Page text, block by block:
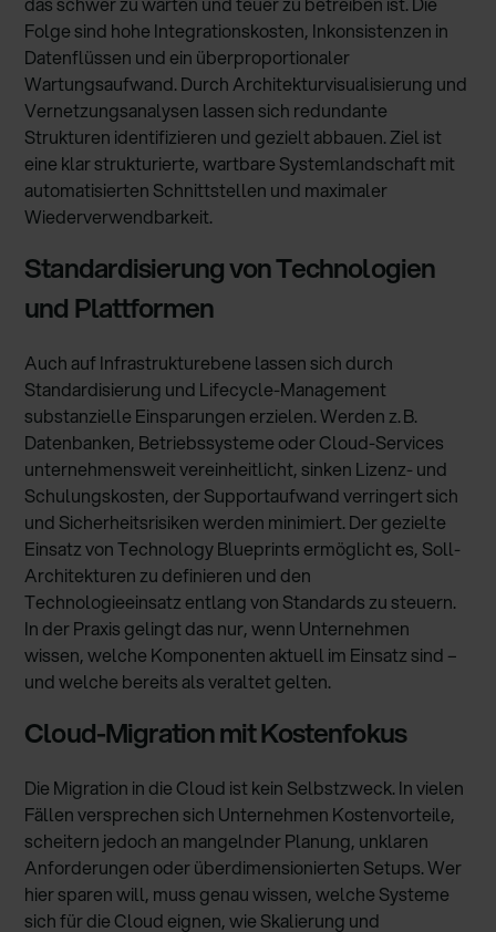
Folge sind hohe Integrationskosten, Inkonsistenzen in
Datenflüssen und ein überproportionaler
Wartungsaufwand. Durch Architekturvisualisierung und
Vernetzungsanalysen lassen sich redundante
Strukturen identifizieren und gezielt abbauen. Ziel ist
eine klar strukturierte, wartbare Systemlandschaft mit
automatisierten Schnittstellen und maximaler
Wiederverwendbarkeit.
Standardisierung von Technologien
und Plattformen
Auch auf Infrastrukturebene lassen sich durch
Standardisierung und Lifecycle-Management
substanzielle Einsparungen erzielen. Werden z. B.
Datenbanken, Betriebssysteme oder Cloud-Services
unternehmensweit vereinheitlicht, sinken Lizenz- und
Schulungskosten, der Supportaufwand verringert sich
und Sicherheitsrisiken werden minimiert. Der gezielte
Einsatz von Technology Blueprints ermöglicht es, Soll-
Architekturen zu definieren und den
Technologieeinsatz entlang von Standards zu steuern.
In der Praxis gelingt das nur, wenn Unternehmen
wissen, welche Komponenten aktuell im Einsatz sind –
und welche bereits als veraltet gelten.
Cloud-Migration mit Kostenfokus
Die Migration in die Cloud ist kein Selbstzweck. In vielen
Fällen versprechen sich Unternehmen Kostenvorteile,
scheitern jedoch an mangelnder Planung, unklaren
Anforderungen oder überdimensionierten Setups. Wer
hier sparen will, muss genau wissen, welche Systeme
sich für die Cloud eignen, wie Skalierung und